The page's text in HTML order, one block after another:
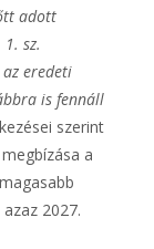
adott
sz.
eredeti
is fennáll
szerint
a
2027.